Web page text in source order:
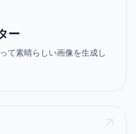
ー
て素晴らしい画像を生成し